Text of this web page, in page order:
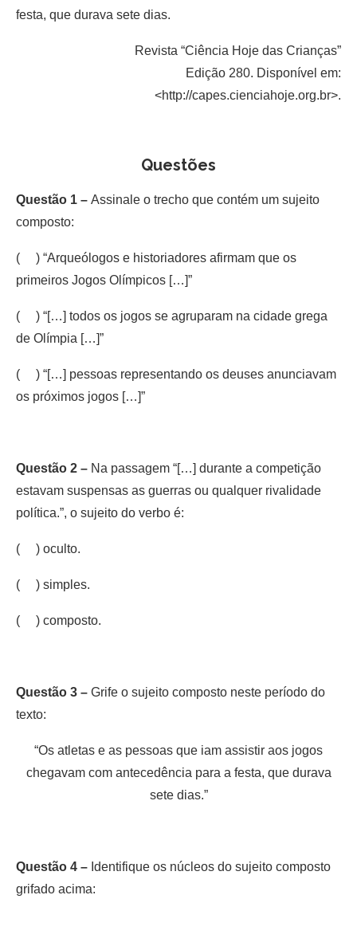
festa, que durava sete dias.
Revista “Ciência Hoje das Crianças”
Edição 280. Disponível em:
<http://capes.cienciahoje.org.br>.
Questões
Questão 1 – Assinale o trecho que contém um sujeito
composto:
( ) “Arqueólogos e historiadores afirmam que os
primeiros Jogos Olímpicos […]”
( ) “[…] todos os jogos se agruparam na cidade grega
de Olímpia […]”
( ) “[…] pessoas representando os deuses anunciavam
os próximos jogos […]”
Questão 2 – Na passagem “[…] durante a competição
estavam suspensas as guerras ou qualquer rivalidade
política.”, o sujeito do verbo é:
( ) oculto.
( ) simples.
( ) composto.
Questão 3 – Grife o sujeito composto neste período do
texto:
“Os atletas e as pessoas que iam assistir aos jogos
chegavam com antecedência para a festa, que durava
sete dias.”
Questão 4 – Identifique os núcleos do sujeito composto
grifado acima: